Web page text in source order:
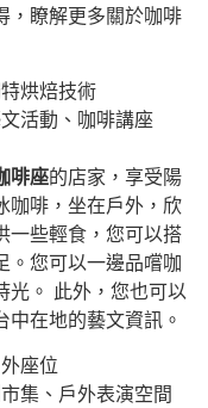
，瞭解更多關於咖啡
烘焙技術
活動、咖啡講座
啡座的店家，享受陽
咖啡，坐在戶外，欣
一些輕食，您可以搭
。您可以一邊品嚐咖
光。 此外，您也可以
中在地的藝文資訊。
座位
集、戶外表演空間